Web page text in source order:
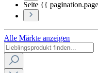
Seite {{
Alle Märkte anzeigen